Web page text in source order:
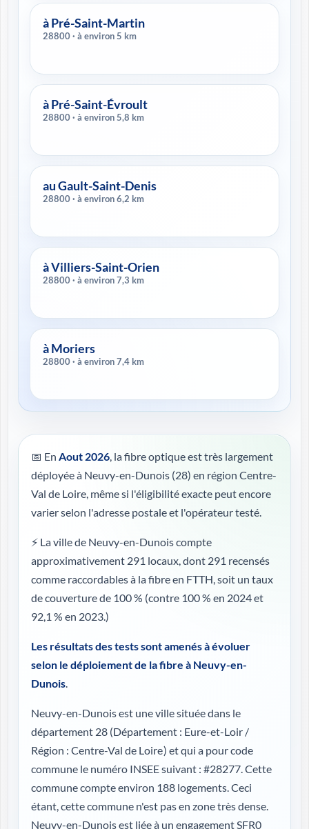
à Pré-Saint-Martin
28800 · à environ 5 km
à Pré-Saint-Évroult
28800 · à environ 5,8 km
au Gault-Saint-Denis
28800 · à environ 6,2 km
à Villiers-Saint-Orien
28800 · à environ 7,3 km
à Moriers
28800 · à environ 7,4 km
📅 En Aout 2026, la fibre optique est très largement
déployée à Neuvy-en-Dunois (28) en région Centre-
Val de Loire, même si l'éligibilité exacte peut encore
varier selon l'adresse postale et l'opérateur testé.
⚡ La ville de Neuvy-en-Dunois compte
approximativement 291 locaux, dont 291 recensés
comme raccordables à la fibre en FTTH, soit un taux
de couverture de 100 % (contre 100 % en 2024 et
92,1 % en 2023.)
Les résultats des tests sont amenés à évoluer
selon le déploiement de la fibre à Neuvy-en-
Dunois.
Neuvy-en-Dunois est une ville située dans le
département 28 (Département : Eure-et-Loir /
Région : Centre-Val de Loire) et qui a pour code
commune le numéro INSEE suivant : #28277. Cette
commune compte environ 188 logements. Ceci
étant, cette commune n'est pas en zone très dense.
Neuvy-en-Dunois est liée à un engagement SFR0